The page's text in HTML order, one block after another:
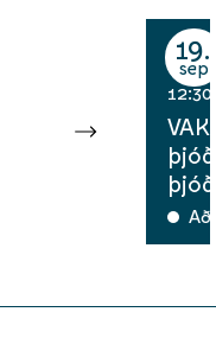
19
sep
12:30